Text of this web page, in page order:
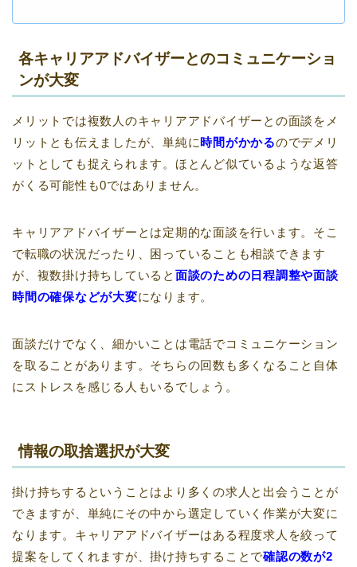
各キャリアアドバイザーとのコミュニケーショ
ンが大変
メリットでは複数人のキャリアアドバイザーとの面談をメ
リットとも伝えましたが、単純に時間がかかるのでデメリ
ットとしても捉えられます。ほとんど似ているような返答
がくる可能性も0ではありません。
キャリアアドバイザーとは定期的な面談を行います。そこ
で転職の状況だったり、困っていることも相談できます
が、複数掛け持ちしていると 面談のための日程調整や面談
時間の確保などが大変になります。
面談だけでなく、細かいことは電話でコミュニケーション
を取ることがあります。そちらの回数も多くなること自体
にストレスを感じる人もいるでしょう。
情報の取捨選択が大変
掛け持ちするということはより多くの求人と出会うことが
できますが、単純にその中から選定していく作業が大変に
なります。キャリアアドバイザーはある程度求人を絞って
提案をしてくれますが、掛け持ちすることで確認の数が2